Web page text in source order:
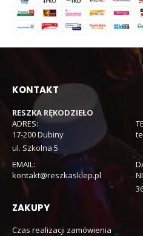
KONTAKT
RESZKA RĘKODZIEŁO
ADRES:
17-200 Dubiny
ul. Szkolna 5
EMAIL:
kontakt@reszkasklep.pl
ZAKUPY
Czas realizacji zamówienia